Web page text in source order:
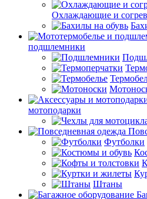
Охлаждающие и
подшлемники
мотоподарки
Футболки
Штаны